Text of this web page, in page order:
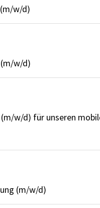
w/d)
w/d)
w/d) für unseren
(m/w/d)